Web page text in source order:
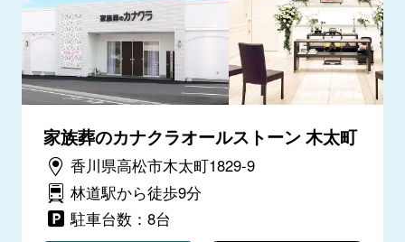
家族葬のカナクラオールストーン 木太町
香川県高松市木太町1829-9
林道駅から徒歩9分
駐車台数：8台